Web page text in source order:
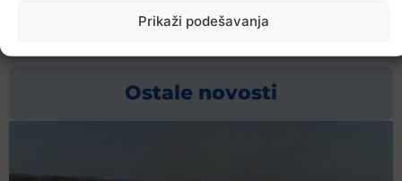
Prikaži podešavanja
Ostale novosti